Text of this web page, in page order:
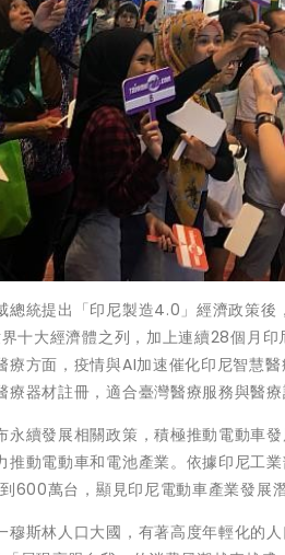
總統提出「印尼製造4.0」經濟政策
十大經濟體之列，加上連續28個月
方面，疫情與AI加速催化印尼智慧
器材註冊，適合臺灣醫療服務與醫療
續發展相關政策，積極推動電動車
推動電動車和電池產業。依據印尼工
600萬台，顯見印尼電動車產業發展潛
穆斯林人口大國，有著高度年輕化的